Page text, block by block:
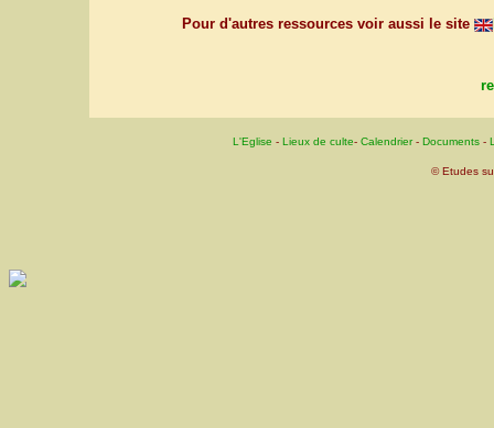
Pour d'autres ressources voir aussi le site
L'Eglise - Lieux de culte- Calendrier- Documents-
© Etudes